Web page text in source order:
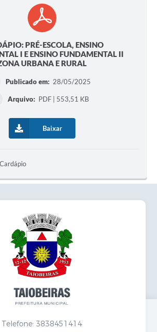
PRÉ-ESCOLA, ENSINO
I E ENSINO FUNDAMENTAL II
URBANA E RURAL
Publicado em: 28/05/2025
Arquivo: PDF | 553,51 KB
Baixar
Cardápio
Telefone: 3838451414